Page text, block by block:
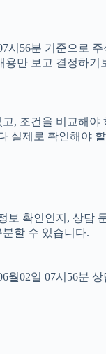
56분 기준으로
만 보고 결정하
, 조건을 비교해
실제로 확인해야
확인인지, 상
할 수 있습니다.
02일 07시56분